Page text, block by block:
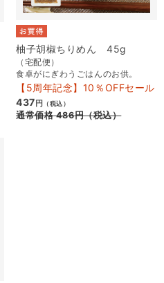
柚子胡椒ちりめん 45g
（宅配便）
食卓がにぎわうごはんのお供。
【5周年記念】10％OFFセール
437 円 （税込）
通常価格486円（税込）